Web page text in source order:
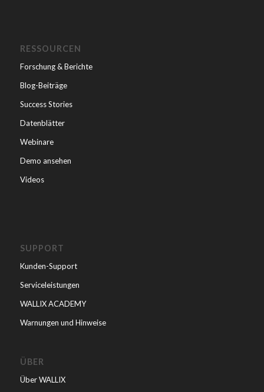
RESSOURCEN
Forschung & Berichte
Blog-Beiträge
Success Stories
Datenblätter
Webinare
Demo ansehen
Videos
SUPPORT
Kunden-Support
Serviceleistungen
WALLIX ACADEMY
Warnungen und Hinweise
ÜBER
Über WALLIX